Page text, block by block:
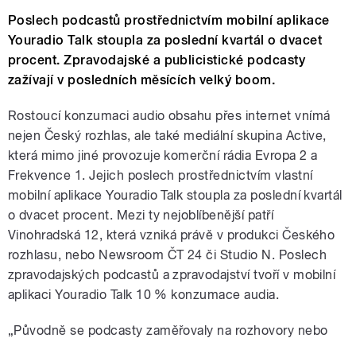
Poslech podcastů prostřednictvím mobilní aplikace
Youradio Talk stoupla za poslední kvartál o dvacet
procent. Zpravodajské a publicistické podcasty
zažívají v posledních měsících velký boom.
Rostoucí konzumaci audio obsahu přes internet vnímá
nejen Český rozhlas, ale také mediální skupina Active,
která mimo jiné provozuje komerční rádia Evropa 2 a
Frekvence 1. Jejich poslech prostřednictvím vlastní
mobilní aplikace Youradio Talk stoupla za poslední kvartál
o dvacet procent. Mezi ty nejoblíbenější patří
Vinohradská 12, která vzniká právě v produkci Českého
rozhlasu, nebo Newsroom ČT 24 či Studio N. Poslech
zpravodajských podcastů a zpravodajství tvoří v mobilní
aplikaci Youradio Talk 10 % konzumace audia.
„Původně se podcasty zaměřovaly na rozhovory nebo